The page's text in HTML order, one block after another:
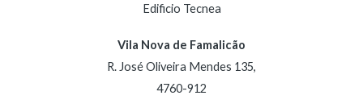
Edificio Tecnea
Vila Nova de Famalicão
R. José Oliveira Mendes 135,
4760-912